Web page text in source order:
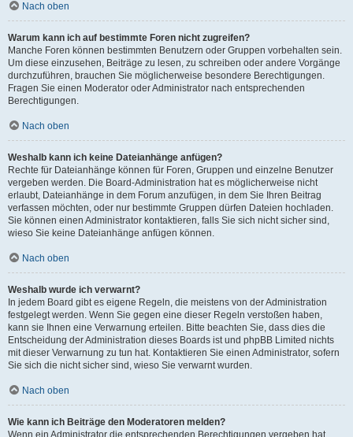
Nach oben
Warum kann ich auf bestimmte Foren nicht zugreifen?
Manche Foren können bestimmten Benutzern oder Gruppen vorbehalten sein.
Um diese einzusehen, Beiträge zu lesen, zu schreiben oder andere Vorgänge
durchzuführen, brauchen Sie möglicherweise besondere Berechtigungen.
Fragen Sie einen Moderator oder Administrator nach entsprechenden
Berechtigungen.
Nach oben
Weshalb kann ich keine Dateianhänge anfügen?
Rechte für Dateianhänge können für Foren, Gruppen und einzelne Benutzer
vergeben werden. Die Board-Administration hat es möglicherweise nicht
erlaubt, Dateianhänge in dem Forum anzufügen, in dem Sie Ihren Beitrag
verfassen möchten, oder nur bestimmte Gruppen dürfen Dateien hochladen.
Sie können einen Administrator kontaktieren, falls Sie sich nicht sicher sind,
wieso Sie keine Dateianhänge anfügen können.
Nach oben
Weshalb wurde ich verwarnt?
In jedem Board gibt es eigene Regeln, die meistens von der Administration
festgelegt werden. Wenn Sie gegen eine dieser Regeln verstoßen haben,
kann sie Ihnen eine Verwarnung erteilen. Bitte beachten Sie, dass dies die
Entscheidung der Administration dieses Boards ist und phpBB Limited nichts
mit dieser Verwarnung zu tun hat. Kontaktieren Sie einen Administrator, sofern
Sie sich die nicht sicher sind, wieso Sie verwarnt wurden.
Nach oben
Wie kann ich Beiträge den Moderatoren melden?
Wenn ein Administrator die entsprechenden Berechtigungen vergeben hat,